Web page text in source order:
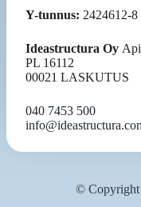
Y-tunnus: 2424612-8
Ideastructura Oy
PL 16112
00021 LASKUTUS
040 7453 500
© Copyright